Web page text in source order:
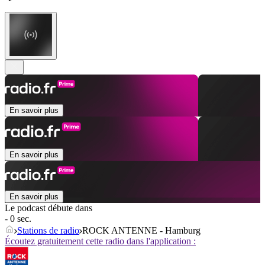
En savoir plus
En savoir plus
En savoir plus
Le podcast débute dans
- 0 sec.
Stations de radio ROCK ANTENNE - Hamburg
Écoutez gratuitement cette radio dans l'application :